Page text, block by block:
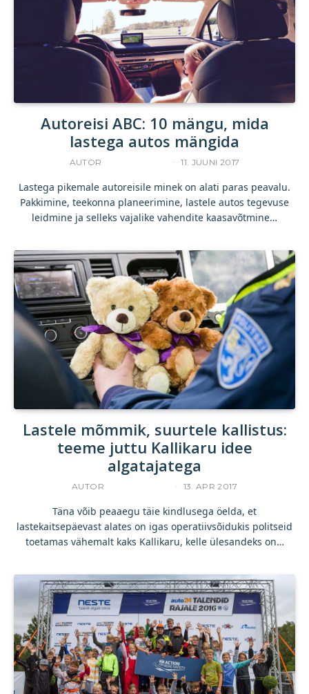
Autoreisi ABC: 10 mängu, mida
lastega autos mängida
AUTOR 11. JUUNI 2017
Lastega pikemale autoreisile minek on alati paras peavalu.
Pakkimine, teekonna planeerimine, lastele autos tegevuse
leidmine ja selleks vajalike vahendite kaasavõtmine…
Lastele mõmmik, suurtele kallistus:
teeme juttu Kallikaru idee
algatajatega
AUTOR 13. APR 2017
Täna võib peaaegu täie kindlusega öelda, et
lastekaitsepäevast alates on igas operatiivsõidukis politseid
toetamas vähemalt kaks Kallikaru, kelle ülesandeks on…